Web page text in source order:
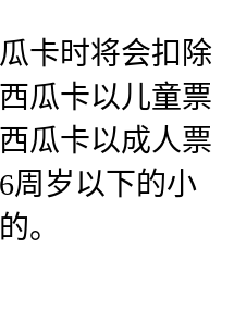
卡时将会扣除
瓜卡以儿童票
瓜卡以成人票
周岁以下的小
。